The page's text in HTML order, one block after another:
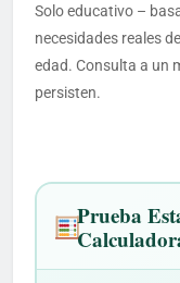
Solo educativo –
necesidades reales
edad. Consulta a un
persisten.
Prueba